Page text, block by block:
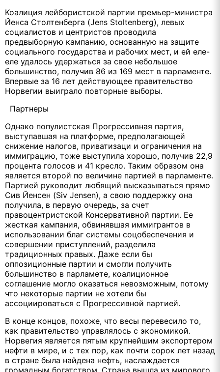
Коалиция лейбористской партии премьер-министра
Йенса Столтенберга (Jens Stoltenberg), левых
социалистов и центристов проводила
предвыборную кампанию, основанную на защите
социального государства и рабочих мест, и ей еле-
еле удалось удержаться за свое небольшое
большинство, получив 86 из 169 мест в парламенте.
Впервые за 16 лет действующее правительство
Норвегии выиграло повторные выборы.
Партнеры
Однако популистская Прогрессивная партия,
выступавшая на платформе, предполагающей
снижение налогов, приватизаци и ограничения на
иммиграцию, тоже выступила хорошо, получив 22,9
процента голосов и 41 кресло. Таким образом она
является второй по величине партией в парламенте.
Партией руководит любящий высказываться прямо
Сив Йенсен (Siv Jensen), а свою поддержку она
получила, в первую очередь, за счет
правоцентристской Консервативной партии. Ее
жесткая кампания, обвинявшая иммигрантов в
использовании благ системы соцобеспечения и
совершении приступлений, разделила
традиционных правых. Даже если бы
оппозиционные партии и смогли получить
большинство в парламете, коалиционное
соглашение могло оказаться невозможным, потому
что некоторые партии не хотели бы
ассоциироваться с Прогрессивной партией.
В конце концов, похоже, что весы перевесило то,
как правительство управлялось с экономикой.
Норвегия является пятым крупнейшим экспортером
нефти в мире, и с тех пор, как почти сорок лет назад
в стране была найдена нефть, наслаждается
громадным богатством. Страна вышла из мирового